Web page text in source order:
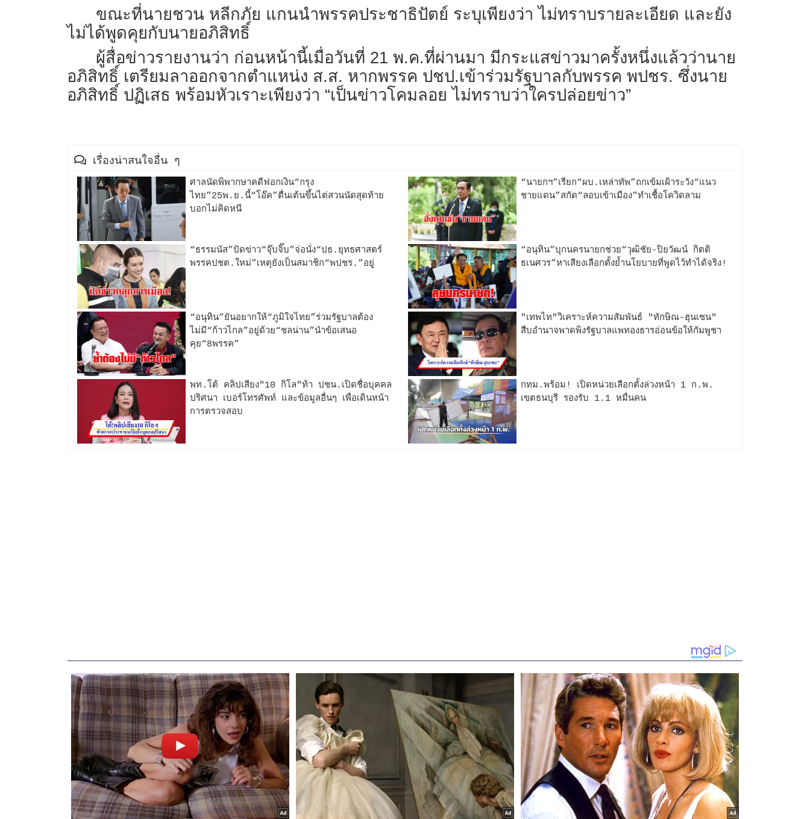
ขณะที่นายชวน หลีกภัย แกนนำพรรคประชาธิปัตย์ ระบุเพียงว่า ไม่ทราบรายละเอียด และยัง
ไม่ได้พูดคุยกับนายอภิสิทธิ์
ผู้สื่อข่าวรายงานว่า ก่อนหน้านี้เมื่อวันที่ 21 พ.ค.ที่ผ่านมา มีกระแสข่าวมาครั้งหนึ่งแล้วว่านาย
อภิสิทธิ์ เตรียมลาออกจากตำแหน่ง ส.ส. หากพรรค ปชป.เข้าร่วมรัฐบาลกับพรรค พปชร. ซึ่งนาย
อภิสิทธิ์ ปฏิเสธ พร้อมหัวเราะเพียงว่า “เป็นข่าวโคมลอย ไม่ทราบว่าใครปล่อยข่าว”
เรื่องน่าสนใจอื่น ๆ
ศาลนัดพิพากษาคดีฟอกเงิน“กรุง
ไทย”25พ.ย.นี้“โอ๊ค”ตื่นเต้นขึ้นไต่สวนนัดสุดท้าย
บอกไม่คิดหนี
“นายกฯ”เรียก“ผบ.เหล่าทัพ”ถกเข้มเฝ้าระวัง“แนว
ชายแดน”สกัด“ลอบเข้าเมือง”ทำเชื้อโควิดลาม
“ธรรมนัส”ปัดข่าว“จุ๊บจิ๊บ”จ่อนั่ง“ปธ.ยุทธศาสตร์
พรรคปชต.ใหม่”เหตุยังเป็นสมาชิก“พปชร.”อยู่
“อนุทิน”บุกนครนายกช่วย“วุฒิชัย-ปิยวัฒน์ กิตติ
ธเนศวร”หาเสียงเลือกตั้งย้ำนโยบายที่พูดไว้ทำได้จริง!
“อนุทิน”ยันอยากให้“ภูมิใจไทย”ร่วมรัฐบาลต้อง
ไม่มี“ก้าวไกล”อยู่ด้วย“ชลน่าน”นำข้อเสนอ
คุย“8พรรค”
"เทพไท"วิเคราะห์ความสัมพันธ์ "ทักษิณ-ฮุนเซน"
สืบอำนาจพาดพิงรัฐบาลแพทองธารอ่อนข้อให้กัมพูชา
พท.โต้ คลิปเสียง"10 กิโล"ท้า ปชน.เปิดชื่อบุคคล
ปริศนา เบอร์โทรศัพท์ และข้อมูลอื่นๆ เพื่อเดินหน้า
การตรวจสอบ
กทม.พร้อม! เปิดหน่วยเลือกตั้งล่วงหน้า 1 ก.พ.
เขตธนบุรี รองรับ 1.1 หมื่นคน